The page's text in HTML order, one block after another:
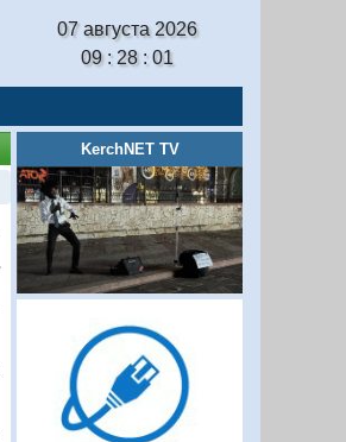
07 августа 2026
09 : 28 : 02
KerchNET TV